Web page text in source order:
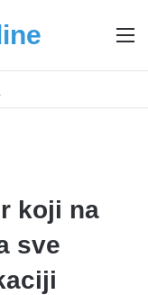
koji na
sve